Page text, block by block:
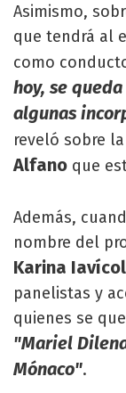
Asimismo,
que tendrá al
como
hoy, se
algunas
reveló sobre
Alfano que
Además,
nombre del
Karina
panelistas y
quienes se
"Mariel
Mónaco".